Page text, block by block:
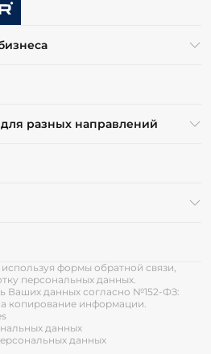
разных направлений
формы обратной связи,
персональных данных.
Ваших данных согласно №152-ФЗ:
копирование информации.
данных
данных